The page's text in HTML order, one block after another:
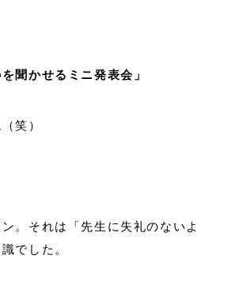
聞かせるミニ発表会」
笑）
。それは「先生に失礼のないよ
でした。